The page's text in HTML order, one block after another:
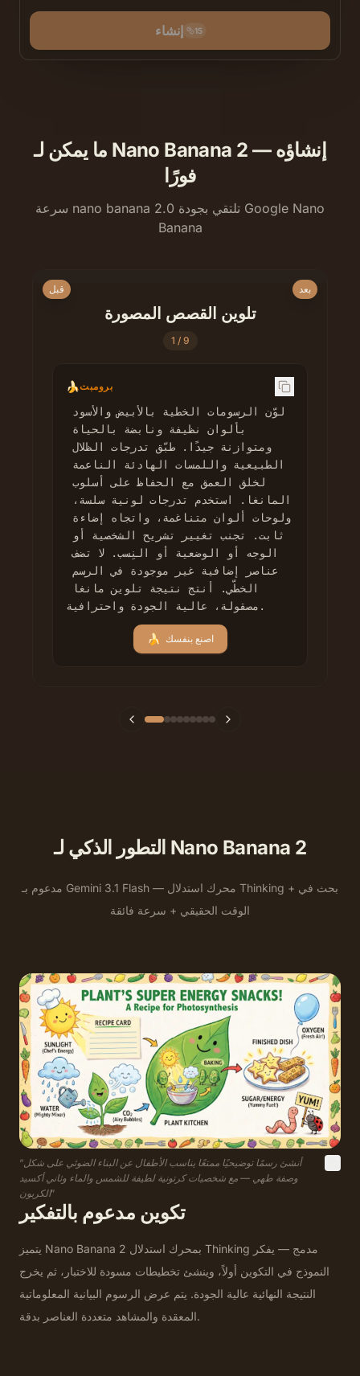
إنشاء 15
ما يمكن لـ Nano Banana 2 إنشاؤه —
فورًا
سرعة nano banana 2.0 تلتقي بجودة Google Nano
Banana
قبل بعد
تلوين القصص المصورة
1 / 9
🍌برومبت
الوجه أو الوضعية أو النِسب. لا تضف
مصقولة، عالية الجودة واحترافية.
🍌 اصنع بنفسك
التطور الذكي لـ Nano Banana 2
مدعوم بـ Gemini 3.1 Flash — محرك استدلال Thinking + بحث في
الوقت الحقيقي + سرعة فائقة
“أنشئ رسمًا توضيحيًا ممتعًا يناسب الأطفال عن البناء الضوئي على شكل
وصفة طهي — مع شخصيات كرتونية لطيفة للشمس والماء وثاني أكسيد
الكربون”
تكوين مدعوم بالتفكير
يتميز Nano Banana 2 بمحرك استدلال Thinking مدمج — يفكر
النموذج في التكوين أولاً، وينشئ تخطيطات مسودة للاختبار، ثم يخرج
النتيجة النهائية عالية الجودة. يتم عرض الرسوم البيانية المعلوماتية
المعقدة والمشاهد متعددة العناصر بدقة.